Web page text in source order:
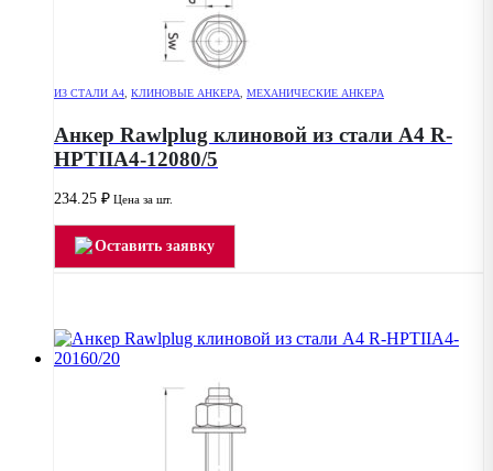
ИЗ СТАЛИ А4 КЛИНОВЫЕ АНКЕРА МЕХАНИЧЕСКИЕ АНКЕРА
Анкер Rawlplug клиновой из стали А4 R-
HPTIIA4-12080/5
234.25 ₽ Цена за шт.
Оставить заявку